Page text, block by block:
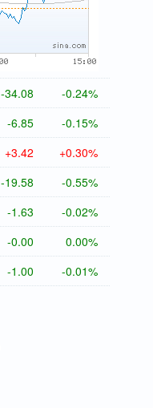
-34.08 -0.24%
-6.85 -0.15%
+3.42 +0.30%
-19.58 -0.55%
-1.63 -0.02%
-0.00 0.00%
-1.00 -0.01%